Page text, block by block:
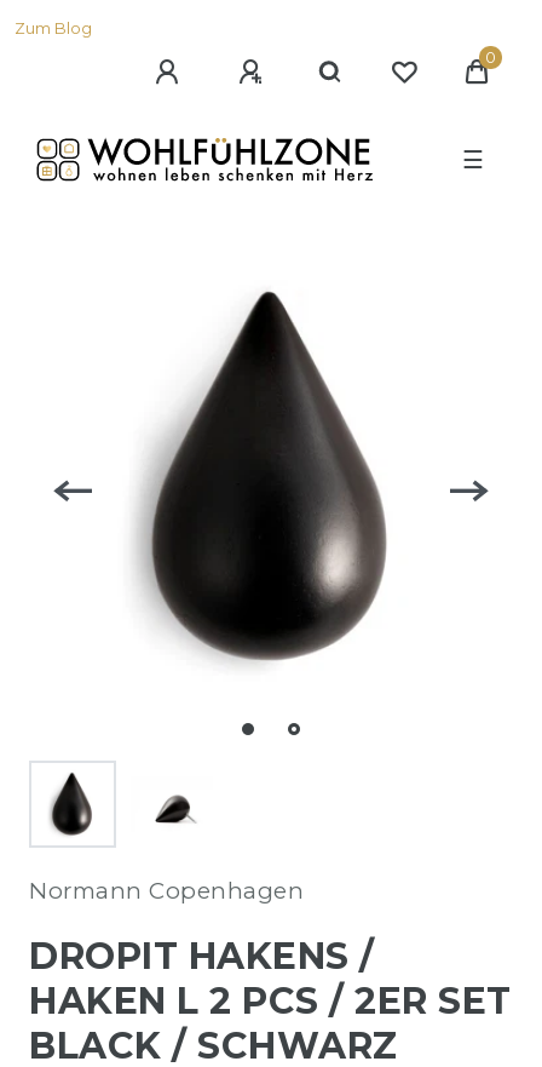
Zum Blog
0
☰
Normann Copenhagen
DROPIT HAKENS /
HAKEN L 2 PCS / 2ER SET
BLACK / SCHWARZ